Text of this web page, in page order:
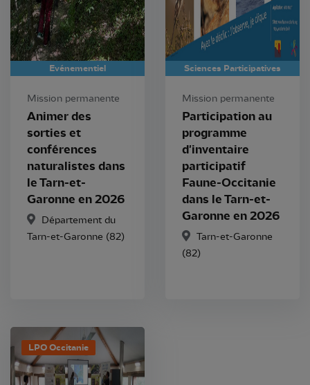
Evénementiel
Mission permanente
Animer des
sorties et
conférences
naturalistes dans
le Tarn-et-
Garonne en 2026
Département du
Tarn-et-Garonne (82)
Sciences Participatives
Mission permanente
Participation au
programme
d'inventaire
participatif
Faune-Occitanie
dans le Tarn-et-
Garonne en 2026
Tarn-et-Garonne
(82)
LPO Occitanie